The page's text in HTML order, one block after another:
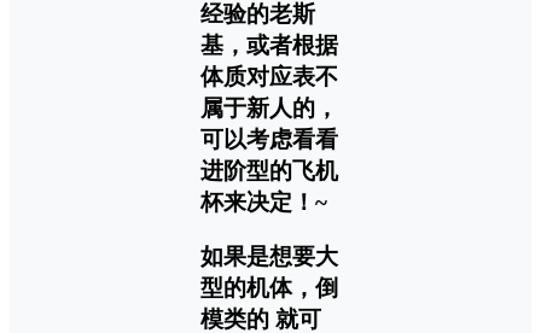
经验的老斯
基，或者根据
体质对应表不
属于新人的，
可以考虑看看
进阶型的飞机
杯来决定！~
如果是想要大
型的机体，倒
模类的 就可